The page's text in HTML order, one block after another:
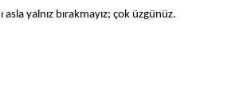
asla yalnız bırakmayız; çok üzgünüz.